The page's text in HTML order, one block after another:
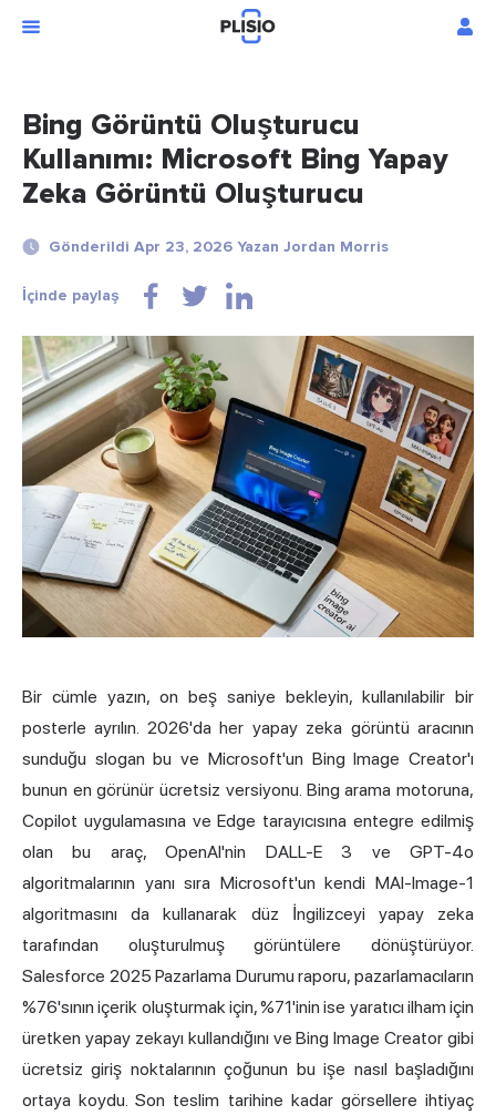
Bing Görüntü Oluşturucu
Kullanımı: Microsoft Bing Yapay
Zeka Görüntü Oluşturucu
Gönderildi Apr 23, 2026 Yazan Jordan Morris
İçinde paylaş
Bir cümle yazın, on beş saniye bekleyin, kullanılabilir bir
posterle ayrılın. 2026'da her yapay zeka görüntü aracının
sunduğu slogan bu ve Microsoft'un Bing Image Creator'ı
bunun en görünür ücretsiz versiyonu. Bing arama motoruna,
Copilot uygulamasına ve Edge tarayıcısına entegre edilmiş
olan bu araç, OpenAI'nin DALL-E 3 ve GPT-4o
algoritmalarının yanı sıra Microsoft'un kendi MAI-Image-1
algoritmasını da kullanarak düz İngilizceyi yapay zeka
tarafından oluşturulmuş görüntülere dönüştürüyor.
Salesforce 2025 Pazarlama Durumu raporu, pazarlamacıların
%76'sının içerik oluşturmak için, %71'inin ise yaratıcı ilham için
üretken yapay zekayı kullandığını ve Bing Image Creator gibi
ücretsiz giriş noktalarının çoğunun bu işe nasıl başladığını
ortaya koydu. Son teslim tarihine kadar görsellere ihtiyaç